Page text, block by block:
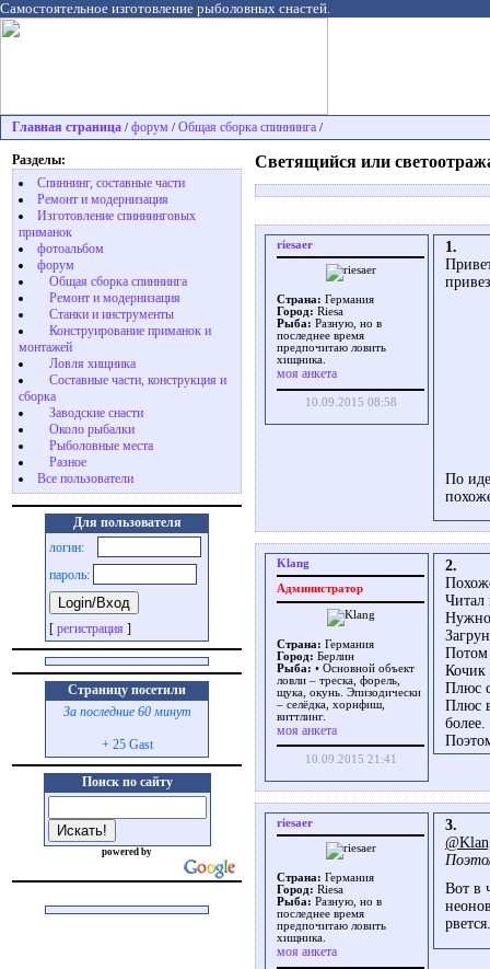
Самостоятельное изготовление рыболовных снастей.
Главная страница / форум / Общая сборка спиннинга /
Разделы:
Спиннинг, составные части
Ремонт и модернизация
Изготовление спиннинговых
приманок
фотоальбом
форум
Общая сборка спиннинга
Ремонт и модернизация
Станки и инструменты
Конструирование приманок и
монтажей
Ловля хищника
Cоставные части, конструкция и
сборка
Заводские снасти
Около рыбалки
Рыболовные места
Разное
Все пользователи
Для пользователя
логин:
пароль:
[ регистрация ]
Страницу посетили
За последние 60 минут
+ 25 Gast
Поиск по сайту
powered by
Светящийся или
riesaer
Страна: Германия
Город: Riesa
Рыба: Разную, но в
последнее время
предпочитаю ловить
хищника.
моя анкета
10.09.2015 08:58
1.
По
Klang
Администратор
Страна: Германия
Город: Берлин
Рыба: • Основной объект
ловли – треска, форель,
щука, окунь. Эпизодически
– селёдка, хорнфиш,
виттлинг.
моя анкета
10.09.2015 21:41
2.
Читал
Потом
Кочик
Плюс
Плюс
более.
riesaer
Страна: Германия
Город: Riesa
Рыба: Разную, но в
последнее время
предпочитаю ловить
хищника.
моя анкета
3.
Вот в